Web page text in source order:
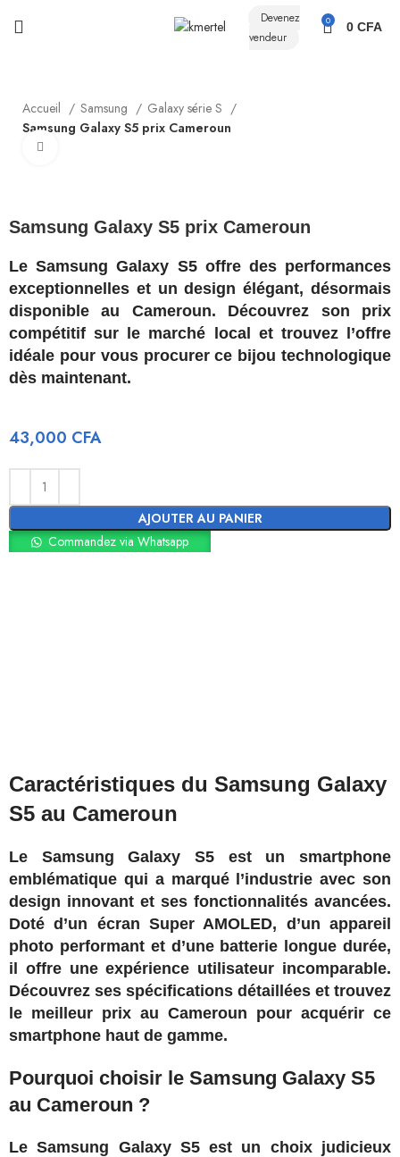
Devenez
vendeur
0 0 CFA
Accueil Samsung
Galaxy série S
Samsung Galaxy S5 prix Cameroun
Samsung Galaxy S5 prix Cameroun
Le Samsung Galaxy S5 offre des performances
exceptionnelles et un design élégant, désormais
disponible au Cameroun. Découvrez son prix
compétitif sur le marché local et trouvez l’offre
idéale pour vous procurer ce bijou technologique
dès maintenant.
43,000 CFA
AJOUTER AU PANIER
Commandez via Whatsapp
Caractéristiques du Samsung Galaxy
S5 au Cameroun
Le Samsung Galaxy S5 est un smartphone
emblématique qui a marqué l’industrie avec son
design innovant et ses fonctionnalités avancées.
Doté d’un écran Super AMOLED, d’un appareil
photo performant et d’une batterie longue durée,
il offre une expérience utilisateur incomparable.
Découvrez ses spécifications détaillées et trouvez
le meilleur prix au Cameroun pour acquérir ce
smartphone haut de gamme.
Pourquoi choisir le Samsung Galaxy S5
au Cameroun ?
Le Samsung Galaxy S5 est un choix judicieux